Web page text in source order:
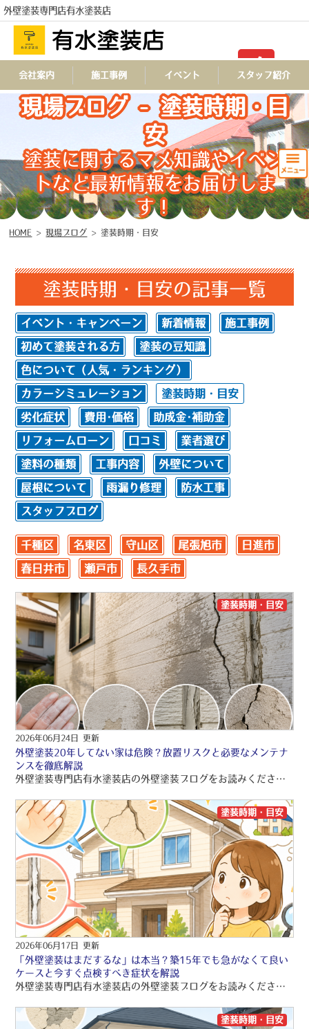
外壁塗装専門店有水塗装店
TEL
会社案内 施工事例 イベント スタッフ紹介
現場ブログ - 塗装時期・目
安
塗装に関するマメ知識やイベン
トなど最新情報をお届けしま
す！
HOME >現場ブログ > 塗装時期・目安
塗装時期・目安の記事一覧
イベント・キャンペーン 新着情報 施工事例
初めて塗装される方 塗装の豆知識
色について（人気・ランキング）
カラーシミュレーション 塗装時期・目安
劣化症状 費用･価格 助成金･補助金
リフォームローン 口コミ 業者選び
塗料の種類 工事内容 外壁について
屋根について 雨漏り修理 防水工事
スタッフブログ
千種区 名東区 守山区 尾張旭市 日進市
春日井市 瀬戸市 長久手市
2026年06月24日 更新
外壁塗装20年してない家は危険？放置リスクと必要なメンテナ
ンスを徹底解説
外壁塗装専門店有水塗装店の外壁塗装ブログをお読みくださり、誠にありがとうございますo(〃＾▽＾〃)o 有水塗装店では、品質保証の外壁塗装・屋根塗装・雨漏り工事をご提供しております！！ 引き続きブログをお読みいただき、より良い外壁塗装・屋根塗装・雨漏り工事にして頂きたいです(/≧▽≦)/
塗装時期・目安
2026年06月17日 更新
「外壁塗装はまだするな」は本当？築15年でも急がなくて良い
ケースと今すぐ点検すべき症状を解説
外壁塗装専門店有水塗装店の外壁塗装ブログをお読みくださり、誠にありがとうございますo(〃＾▽＾〃)o 有水塗装店では、品質保証の外壁塗装・屋根塗装・雨漏り工事をご提供しております！！ 引き続きブログをお読みいただき、より良い外壁塗装・屋根塗装・雨漏り工事にして頂きたいです(/≧▽≦)/
塗装時期・目安
塗装時期・目安